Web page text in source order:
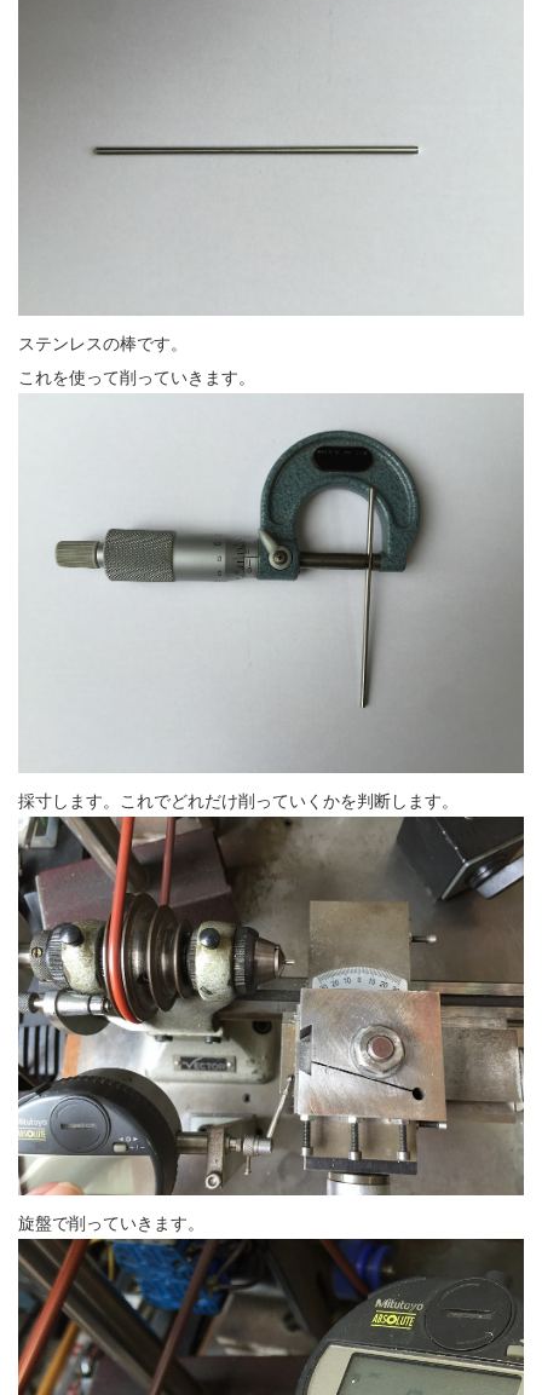
ステンレスの棒です。
これを使って削っていきます。
採寸します。これでどれだけ削っていくかを判断します。
旋盤で削っていきます。